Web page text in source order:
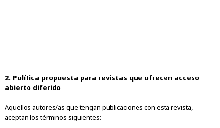
2. Política propuesta para revistas que ofrecen acceso
abierto diferido
Aquellos autores/as que tengan publicaciones con esta revista,
aceptan los términos siguientes: